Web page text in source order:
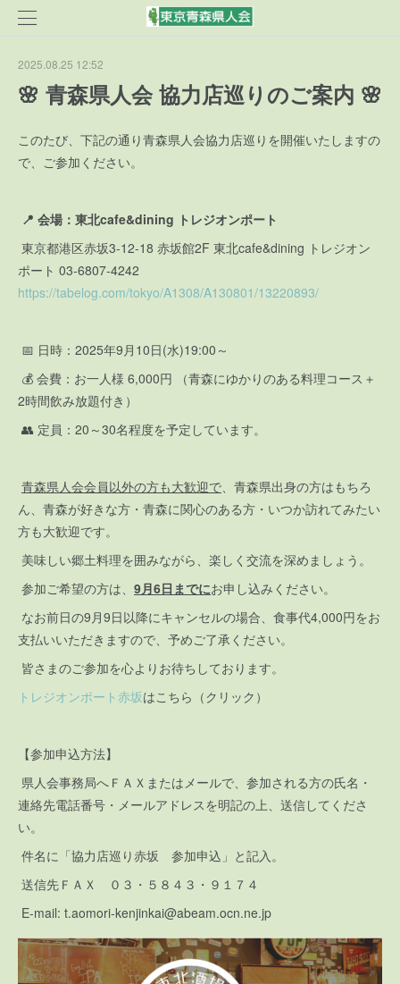
2025.08.25 12:52
🌸 青森県人会 協力店巡りのご案内 🌸
このたび、下記の通り青森県人会協力店巡りを開催いたしますの
で、ご参加ください。
📍 会場：東北cafe&dining トレジオンポート
東京都港区赤坂3-12-18 赤坂館2F 東北cafe&dining トレジオン
ポート 03-6807-4242
https://tabelog.com/tokyo/A1308/A130801/13220893/
📅 日時：2025年9月10日(水)19:00～
💰 会費：お一人様 6,000円 （青森にゆかりのある料理コース＋
2時間飲み放題付き）
👥 定員：20～30名程度を予定しています。
青森県人会会員以外の方も大歓迎で、青森県出身の方はもちろ
ん、青森が好きな方・青森に関心のある方・いつか訪れてみたい
方も大歓迎です。
美味しい郷土料理を囲みながら、楽しく交流を深めましょう。
参加ご希望の方は、 9月6日までにお申し込みください。
なお前日の9月9日以降にキャンセルの場合、食事代4,000円をお
支払いいただきますので、予めご了承ください。
皆さまのご参加を心よりお待ちしております。
トレジオンポート赤坂はこちら（クリック）
【参加申込方法】
県人会事務局へＦＡＸまたはメールで、参加される方の氏名・
連絡先電話番号・メールアドレスを明記の上、送信してくださ
い。
件名に「協力店巡り赤坂 参加申込」と記入。
送信先ＦＡＸ ０３・５８４３・９１７４
E-mail: t.aomori-kenjinkai@abeam.ocn.ne.jp